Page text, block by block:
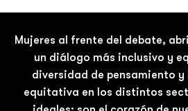
Mujeres al frente del debate,
un diálogo más inclusivo y
diversidad de pensamiento
equitativa en los distintos